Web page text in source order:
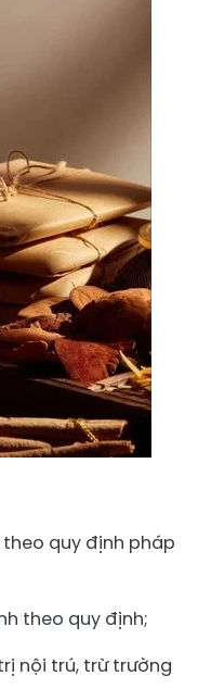
quy định pháp
theo quy định;
nội trú, trừ trường